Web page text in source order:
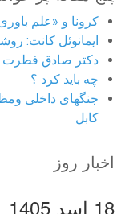
کرونا و «علم
ایمانوئل کانت:
دکتر صادق فطرت
چه باید کرد ؟
کابل
اخبار روز
18 اسد 1405